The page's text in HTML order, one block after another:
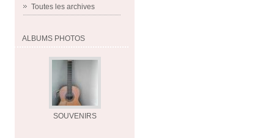
Toutes les archives
ALBUMS PHOTOS
SOUVENIRS